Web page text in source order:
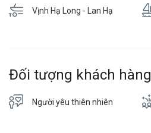
Vịnh Hạ Long - Lan Hạ
Đối tượng khách hàng
Người yêu thiên nhiên